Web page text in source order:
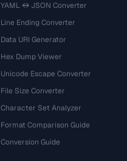
YAML ↔ JSON Converter
Line Ending Converter
Data URI Generator
Hex Dump Viewer
Unicode Escape Converter
File Size Converter
Character Set Analyzer
Format Comparison Guide
Conversion Guide